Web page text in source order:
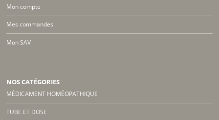
Mon compte
Mes commandes
Mon SAV
NOS CATÉGORIES
MÉDICAMENT HOMÉOPATHIQUE
TUBE ET DOSE